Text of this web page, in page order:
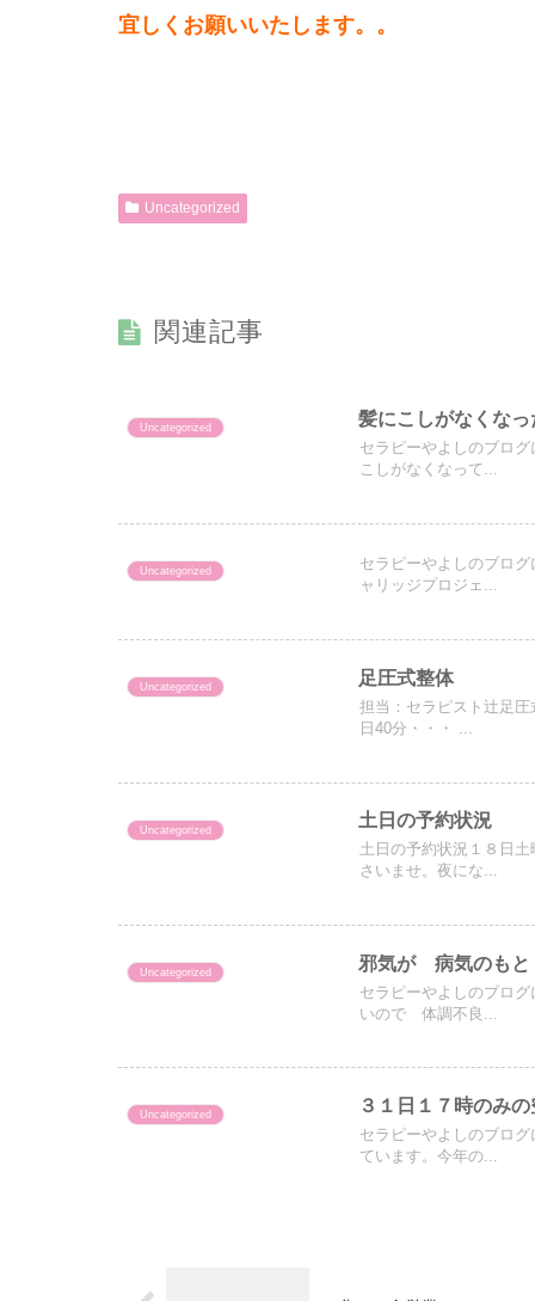
宜しくお願いいたします。。
Uncategorized
関連記事
Uncategorized 髪にこしがなくなっ
セラピーやよしのブロ
こしがなくなって...
Uncategorized
セラピーやよしのブロ
ャリッジプロジェ...
Uncategorized 足圧式整体
担当：セラピスト辻足
日40分・・・ ...
Uncategorized 土日の予約状況
土日の予約状況１８日
さいませ。夜にな...
Uncategorized 邪気が 病気のもと
セラピーやよしのブロ
いので 体調不良...
Uncategorized ３１日１７時のみの
セラピーやよしのブロ
ています。今年の...